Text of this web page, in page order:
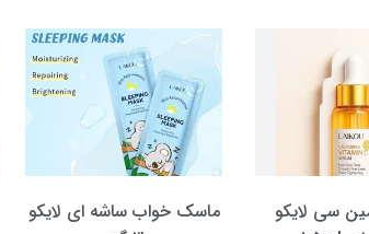
سی لایکو
ماسک خواب ساشه ای لایکو